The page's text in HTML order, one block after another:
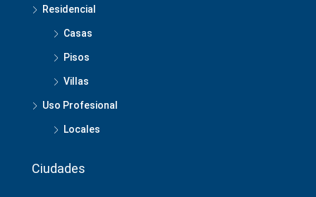
Residencial
Casas
Pisos
Villas
Uso Profesional
Locales
Ciudades